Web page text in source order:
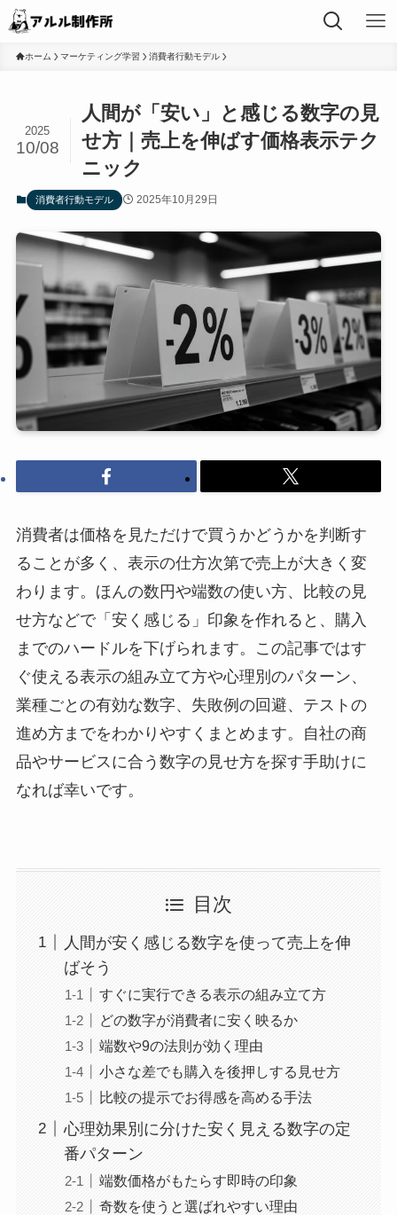
ホーム マーケティング学習 消費者行動モデル
人間が「安い」と感じる数字の見
せ方｜売上を伸ばす価格表示テク
ニック
2025
10/08
消費者行動モデル 2025年10月29日
消費者は価格を見ただけで買うかどうかを判断す
ることが多く、表示の仕方次第で売上が大きく変
わります。ほんの数円や端数の使い方、比較の見
せ方などで「安く感じる」印象を作れると、購入
までのハードルを下げられます。この記事ではす
ぐ使える表示の組み立て方や心理別のパターン、
業種ごとの有効な数字、失敗例の回避、テストの
進め方までをわかりやすくまとめます。自社の商
品やサービスに合う数字の見せ方を探す手助けに
なれば幸いです。
目次
人間が安く感じる数字を使って売上を伸
ばそう
すぐに実行できる表示の組み立て方
どの数字が消費者に安く映るか
端数や9の法則が効く理由
小さな差でも購入を後押しする見せ方
比較の提示でお得感を高める手法
心理効果別に分けた安く見える数字の定
番パターン
端数価格がもたらす即時の印象
奇数を使うと選ばれやすい理由